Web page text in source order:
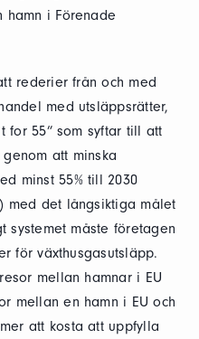
i Förenade
rederier från och med
med utsläppsrätter,
for 55” som syftar till att
att minska
minst 55% till 2030
med det långsiktiga målet
systemet måste företagen
för växthusgasutsläpp.
mellan hamnar i EU
mellan en hamn i EU och
att kosta att uppfylla